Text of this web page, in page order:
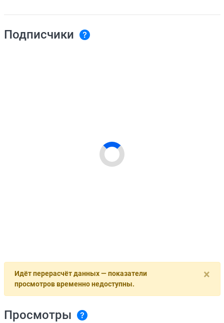
Подписчики
×
Идёт перерасчёт данных — показатели
просмотров временно недоступны.
Просмотры